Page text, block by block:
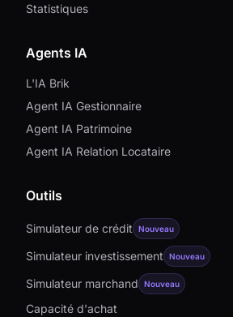
Statistiques
Agents IA
L'IA Brik
Agent IA Gestionnaire
Agent IA Patrimoine
Agent IA Relation Locataire
Outils
Simulateur de crédit Nouveau
Simulateur investissement Nouveau
Simulateur marchand Nouveau
Capacité d'achat